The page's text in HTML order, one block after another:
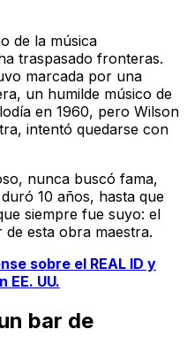
de la música
traspasado fronteras.
marcada por una
un humilde músico de
en 1960, pero Wilson
intentó quedarse con
nunca buscó fama,
10 años, hasta que
siempre fue suyo: el
esta obra maestra.
sobre el REAL ID y
UU.
bar de